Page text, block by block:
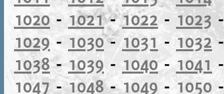
1020 - 1021-1022 - 1023
1029 - 1030-1031 - 1032
1038-1039 - 1040-1041
1047-1048-1049-1050